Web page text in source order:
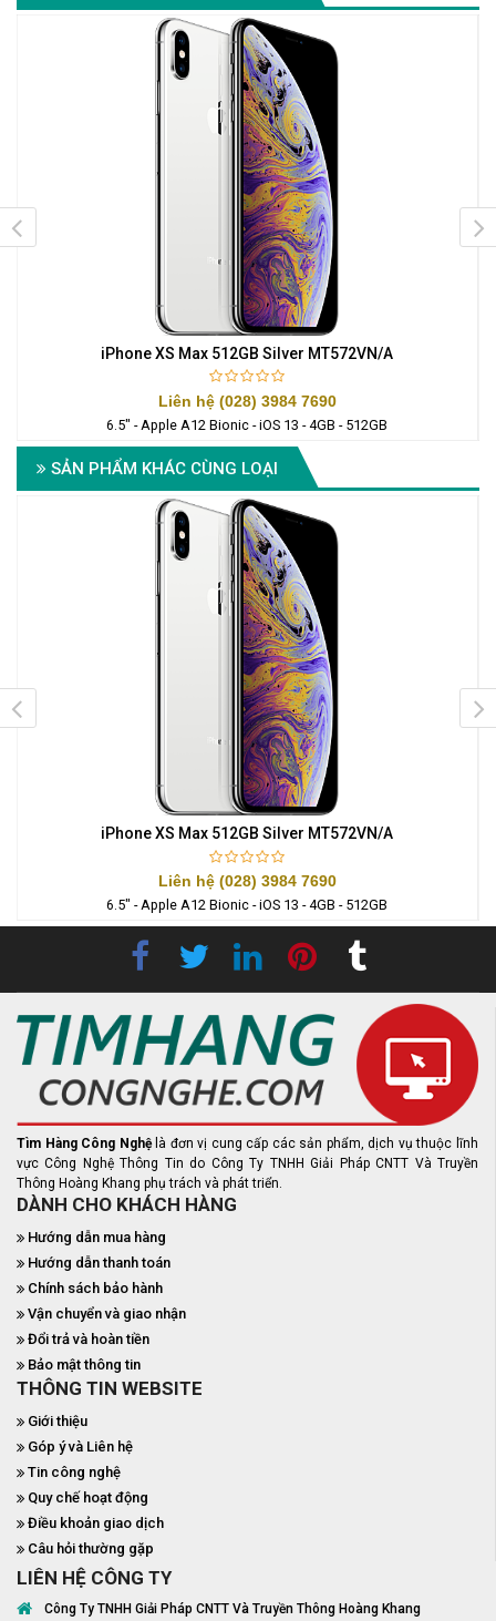
iPhone XS Max 512GB Silver MT572VN/A
Liên hệ (028) 3984 7690
6.5" - Apple A12 Bionic - iOS 13 - 4GB - 512GB
SẢN PHẨM KHÁC CÙNG LOẠI
iPhone XS Max 512GB Silver MT572VN/A
Liên hệ (028) 3984 7690
6.5" - Apple A12 Bionic - iOS 13 - 4GB - 512GB
Tìm Hàng Công Nghệ là đơn vị cung cấp các sản phẩm, dịch vụ thuộc lĩnh
vực Công Nghệ Thông Tin do Công Ty TNHH Giải Pháp CNTT Và Truyền
Thông Hoàng Khang phụ trách và phát triển.
DÀNH CHO KHÁCH HÀNG
Hướng dẫn mua hàng
Hướng dẫn thanh toán
Chính sách bảo hành
Vận chuyển và giao nhận
Đổi trả và hoàn tiền
Bảo mật thông tin
THÔNG TIN WEBSITE
Giới thiệu
Góp ý và Liên hệ
Tin công nghệ
Quy chế hoạt động
Điều khoản giao dịch
Câu hỏi thường gặp
LIÊN HỆ CÔNG TY
Công Ty TNHH Giải Pháp CNTT Và Truyền Thông Hoàng Khang